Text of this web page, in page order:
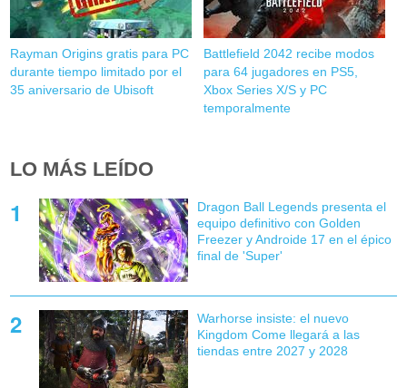
Rayman Origins gratis para PC
durante tiempo limitado por el
35 aniversario de Ubisoft
Battlefield 2042 recibe modos
para 64 jugadores en PS5,
Xbox Series X/S y PC
temporalmente
LO MÁS LEÍDO
Dragon Ball Legends presenta el
equipo definitivo con Golden
Freezer y Androide 17 en el épico
final de 'Super'
Warhorse insiste: el nuevo
Kingdom Come llegará a las
tiendas entre 2027 y 2028